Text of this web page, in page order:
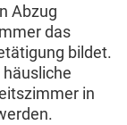
Abzug
das
bildet.
in